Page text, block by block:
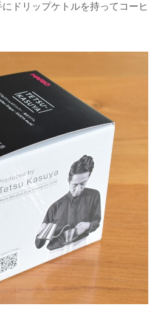
ドリップケトルを持ってコーヒ